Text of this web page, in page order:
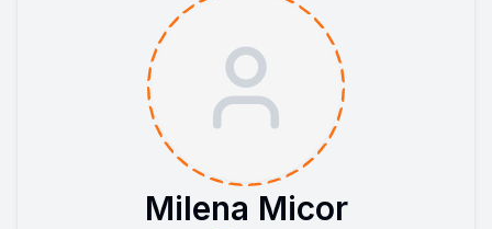
Milena Micor